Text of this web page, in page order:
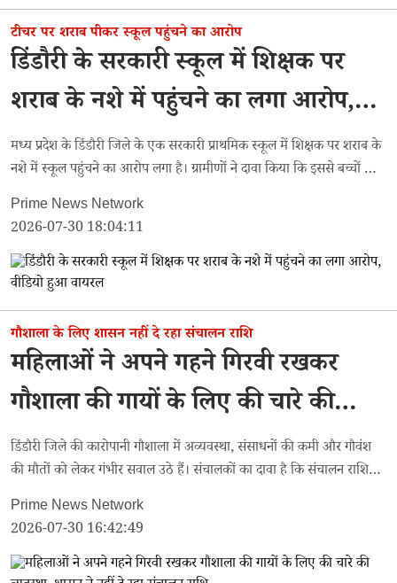
टीचर पर शराब पीकर स्कूल पहुंचने का आरोप
डिंडौरी के सरकारी स्कूल में शिक्षक पर
शराब के नशे में पहुंचने का लगा आरोप,
वीडियो हुआ वायरल
मध्य प्रदेश के डिंडौरी जिले के एक सरकारी प्राथमिक स्कूल में शिक्षक पर शराब के
नशे में स्कूल पहुंचने का आरोप लगा है। ग्रामीणों ने दावा किया कि इससे बच्चों की
पढ़ाई प्रभावित हो रही है।
Prime News Network
2026-07-30 18:04:11
गौशाला के लिए शासन नहीं दे रहा संचालन राशि
महिलाओं ने अपने गहने गिरवी रखकर
गौशाला की गायों के लिए की चारे की
व्यवस्था, शासन ने नहीं दे रहा संचालन
राशि
डिंडौरी जिले की कारोपानी गौशाला में अव्यवस्था, संसाधनों की कमी और गौवंश
की मौतों को लेकर गंभीर सवाल उठे हैं। संचालकों का दावा है कि संचालन राशि
समय पर नहीं मिल रही है।
Prime News Network
2026-07-30 16:42:49